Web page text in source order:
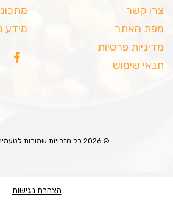
צרו קשר
מפת האתר
מדיניות פרטיות
תנאי שימוש
מידע
© 2026 כל הזכויות שמורות לטעמים מבית אמא
הצהרת נגישות